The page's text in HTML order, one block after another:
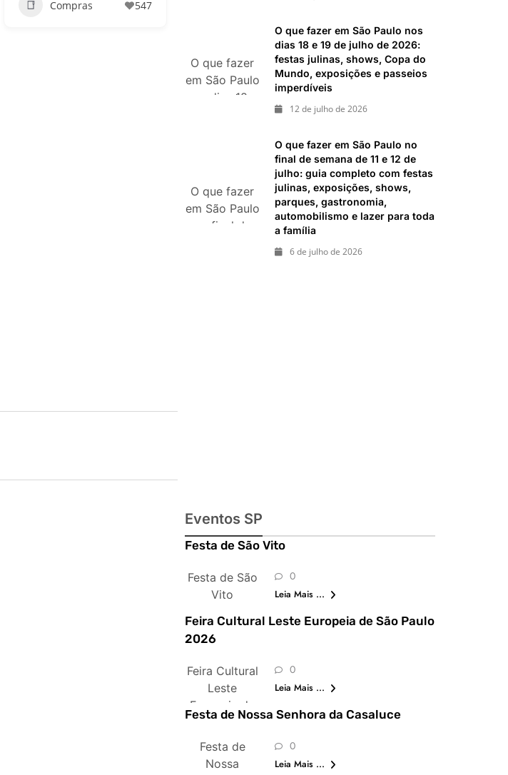
Compras 547
exposições e
passeios
imperdíveis
O que fazer
em São Paulo
nos dias 18 e
exposições e
passeios
O que fazer em São Paulo nos
dias 18 e 19 de julho de 2026:
festas julinas, shows, Copa do
Mundo, exposições e passeios
imperdíveis
12 de julho de 2026
O que fazer
em São Paulo
no final de
O que fazer em São Paulo no
final de semana de 11 e 12 de
julho: guia completo com festas
julinas, exposições, shows,
parques, gastronomia,
automobilismo e lazer para toda
a família
6 de julho de 2026
Eventos SP
Festa de São Vito
Festa de São
Vito
0
Leia Mais ...
Feira Cultural Leste Europeia de São Paulo
2026
Feira Cultural
Leste
Europeia de
São Paulo
0
Leia Mais ...
Festa de Nossa Senhora da Casaluce
Festa de
Nossa
0
Leia Mais ...